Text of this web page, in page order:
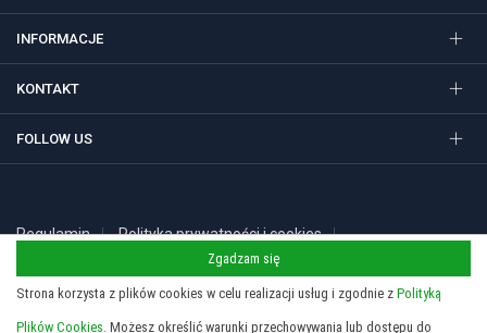
INFORMACJE
KONTAKT
FOLLOW US
Regulamin
Polityka prywatności i cookies
Copyright 2026 © STUDIO SIEDEM Grzegorz Żółtowski. Gadżety
reklamowe, długopisy i nadruki w Krakowie.
Zgadzam się
Strona korzysta z plików cookies w celu realizacji usług i zgodnie z Polityką
Plików Cookies. Możesz określić warunki przechowywania lub dostępu do